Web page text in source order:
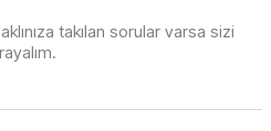
takılan sorular varsa sizi